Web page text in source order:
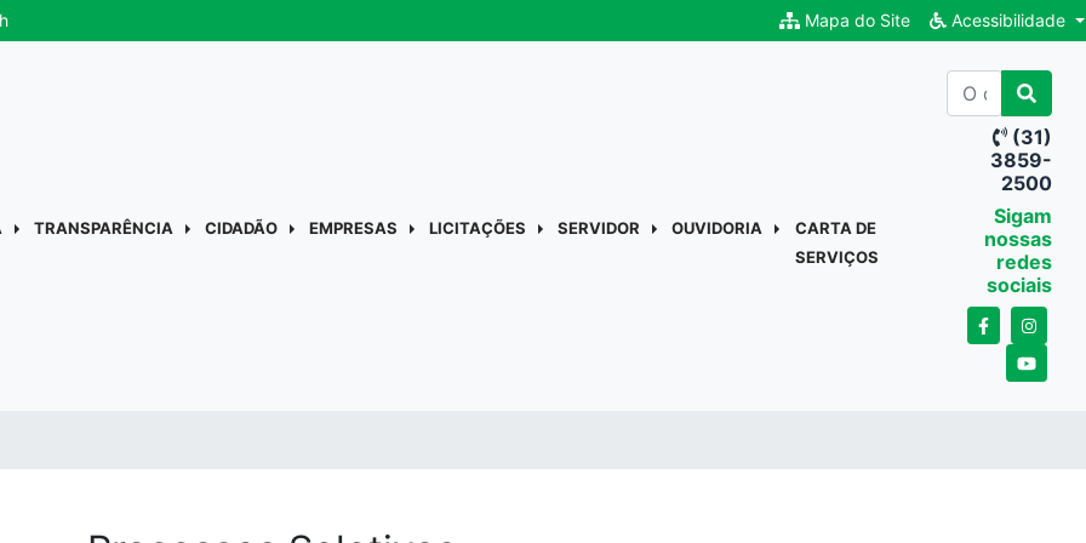
Mapa do Site Acessibilidade
TRANSPARÊNCIA CIDADÃO EMPRESAS LICITAÇÕES SERVIDOR OUVIDORIA
CARTA DE
SERVIÇOS
(31)
3859-
2500
Sigam
nossas
redes
sociais